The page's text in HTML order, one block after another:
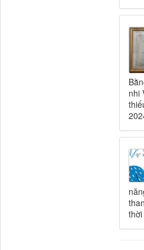
nhi